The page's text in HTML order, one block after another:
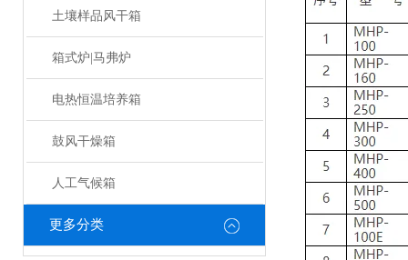
土壤样品风干箱
箱式炉|马弗炉
电热恒温培养箱
鼓风干燥箱
人工气候箱
更多分类